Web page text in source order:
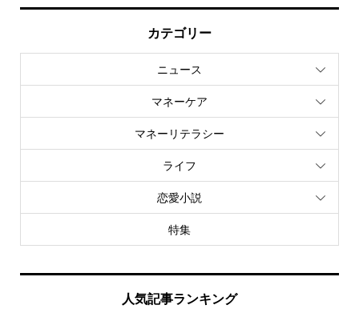
カテゴリー
ニュース
マネーケア
マネーリテラシー
ライフ
恋愛小説
特集
人気記事ランキング